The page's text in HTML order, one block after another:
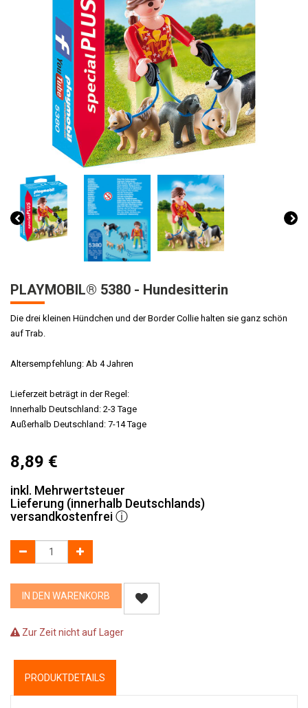
PLAYMOBIL® 5380 - Hundesitterin
Die drei kleinen Hündchen und der Border Collie halten sie ganz schön
auf Trab.
Altersempfehlung: Ab 4 Jahren
Lieferzeit beträgt in der Regel:
Innerhalb Deutschland: 2-3 Tage
Außerhalb Deutschland: 7-14 Tage
8,89 €
inkl. Mehrwertsteuer
Lieferung (innerhalb Deutschlands)
versandkostenfreiⓘ
IN DEN WARENKORB
Zur Zeit nicht auf Lager
PRODUKTDETAILS